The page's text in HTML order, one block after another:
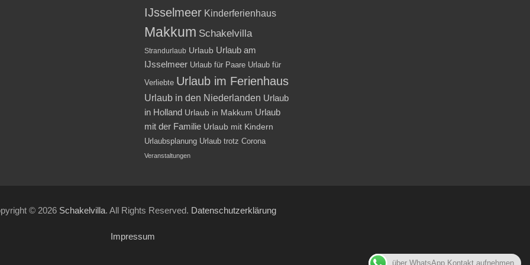
IJsselmeer Kinderferienhaus
Makkum Schakelvilla
Strandurlaub Urlaub Urlaub am
IJsselmeer Urlaub für Paare Urlaub für
Verliebte Urlaub im Ferienhaus
Urlaub in den Niederlanden Urlaub
in Holland Urlaub in Makkum Urlaub
mit der Familie Urlaub mit Kindern
Urlaubsplanung Urlaub trotz Corona
Veranstaltungen
© 2026 Schakelvilla. All Rights Reserved. Datenschutzerklärung
Impressum
über WhatsApp Kontakt aufnehmen